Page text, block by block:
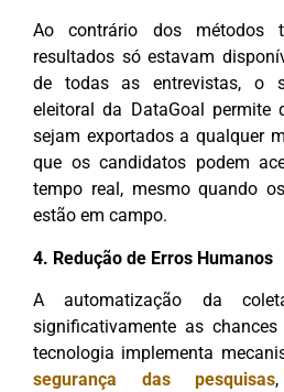
Ao contrário dos métodos
resultados só estavam
de todas as entrevistas, o
eleitoral da DataGoal permite
sejam exportados a qualquer
que os candidatos podem
tempo real, mesmo quando
estão em campo.
4. Redução de Erros Humanos
A automatização da
significativamente as
tecnologia implementa
segurança das pesquisas